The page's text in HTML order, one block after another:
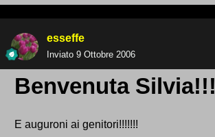
esseffe
Inviato 9 Ottobre 2006
Benvenuta Silvia!!!
E auguroni ai genitori!!!!!!!